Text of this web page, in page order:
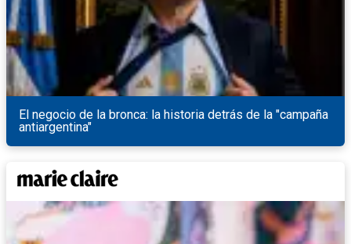
El negocio de la bronca: la historia detrás de la "campaña
antiargentina"